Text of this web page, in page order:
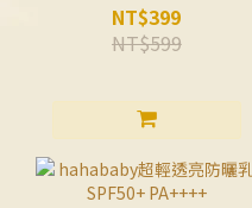
NT$399
NT$599